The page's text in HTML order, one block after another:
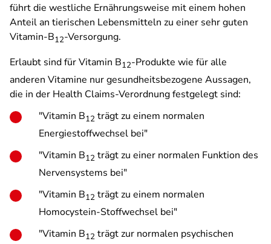
führt die westliche Ernährungsweise mit einem hohen
Anteil an tierischen Lebensmitteln zu einer sehr guten
Vitamin-B12-Versorgung.
Erlaubt sind für Vitamin B12-Produkte wie für alle
anderen Vitamine nur gesundheitsbezogene Aussagen,
die in der Health Claims-Verordnung festgelegt sind:
"Vitamin B12 trägt zu einem normalen
Energiestoffwechsel bei"
"Vitamin B12 trägt zu einer normalen Funktion des
Nervensystems bei"
"Vitamin B12 trägt zu einem normalen
Homocystein-Stoffwechsel bei"
"Vitamin B12 trägt zur normalen psychischen